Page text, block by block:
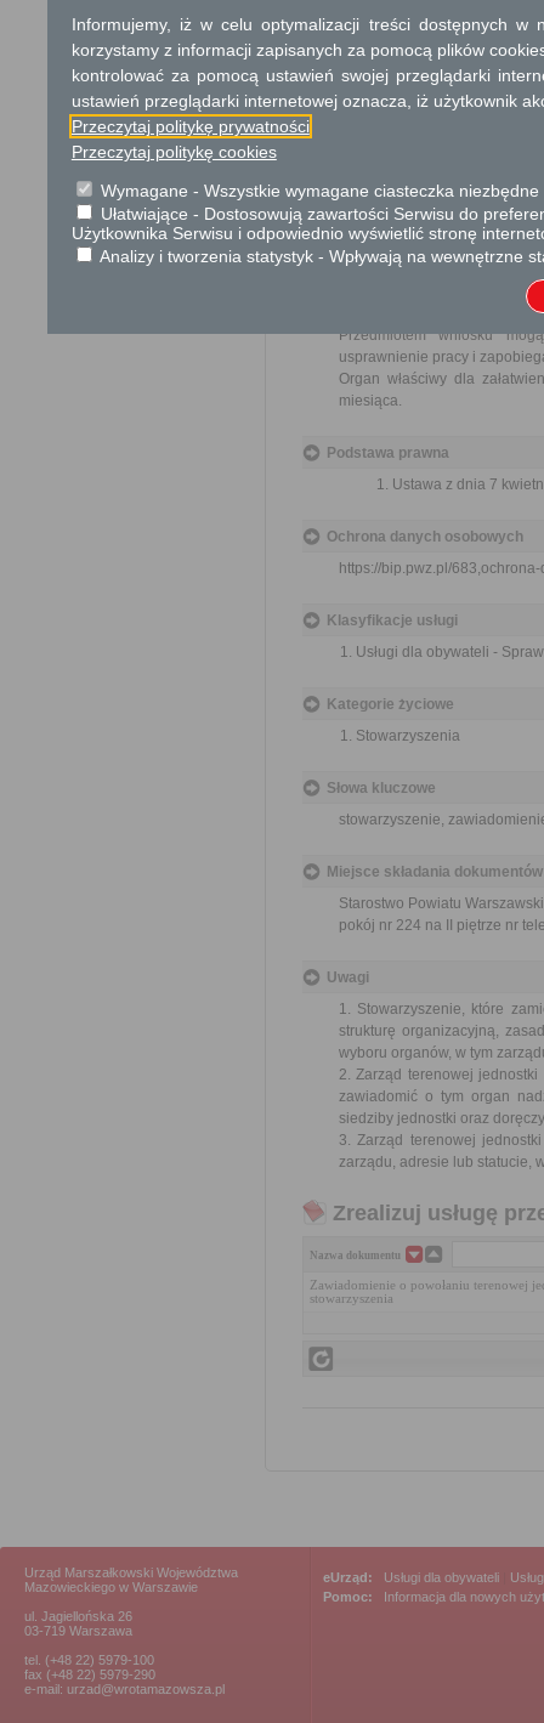
Dodatkowe
Opłata
Postępowanie wolne od opłat.
Brak
Skargi i wnioski
Przedmiotem skargi może
ich pracowników, naruszenie
Przedmiotem wniosku
usprawnienie pracy i
Organ właściwy dla
miesiąca.
Podstawa prawna
Ustawa z dnia 7
Ochrona danych osobowych
https://bip.pwz.pl/
Klasyfikacje usługi
Usługi dla obywateli -
Kategorie życiowe
Stowarzyszenia
Słowa kluczowe
stowarzyszenie,
Miejsce składania dokumentów
Starostwo Powiatu
pokój nr 224 na II piętrze nr
Uwagi
1. Stowarzyszenie, które
strukturę organizacyjną,
wyboru organów, w tym
2. Zarząd terenowej
zawiadomić o tym organ
siedziby jednostki oraz
3. Zarząd terenowej
zarządu, adresie lub statucie,
Zrealizuj usługę
Nazwa dokumentu
Zawiadomienie o powołaniu terenowej
stowarzyszenia
Urząd Marszałkowski Województwa
Mazowieckiego w Warszawie
ul. Jagiellońska 26
03-719 Warszawa
tel. (+48 22) 5979-100
fax (+48 22) 5979-290
e-mail: urzad@wrotamazowsza.pl
eUrząd: Usługi dla obywateli
Pomoc:
Informacja dla nowych
Informujemy, iż w celu optymalizacji treści dostępnych w
korzystamy z informacji zapisanych za pomocą plików
kontrolować za pomocą ustawień swojej przeglądarki
ustawień przeglądarki internetowej oznacza, iż użytkownik
Przeczytaj politykę prywatności
Przeczytaj politykę cookies
Wymagane - Wszystkie wymagane ciasteczka
Ułatwiające - Dostosowują zawartości Serwisu do
Użytkownika Serwisu i odpowiednio wyświetlić stronę
Analizy i tworzenia statystyk - Wpływają na wewnętrzne